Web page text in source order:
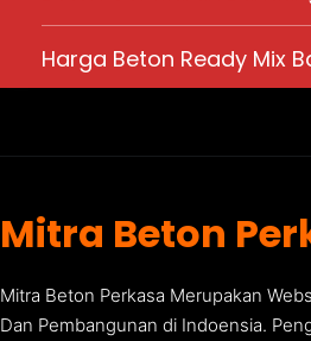
Harga Beton Ready Mix
Mitra Beton
Mitra Beton Perkasa Merupakan
Dan Pembangunan di Indoensia.